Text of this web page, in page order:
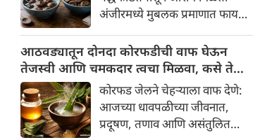
ग्रहस्थिती (संयोग) तयार होत आहे.
या दिवशी तयार होणारे शुभ योग,
ग्रहांची स्थिती आणि या गोचरमुळे
ज्यांचे नशीब उजळणार आहे अशा
भाग्यवान राशींबद्दल आपण जाणून
घेऊया!
अंजीरमध्ये मुबलक प्रमाणात फायबर
बद्धकोष्ठता, गॅस किंवा अपचनाचा
त्रास होत असेल, तर अंजीर
तुमच्यासाठी वरदान ठरू शकते. हे
आतड्यांची स्वच्छता ठेवण्यास मदत
करते. पचनसंस्था मजबूत करून पोट
साफ होण्यास मदत करते.
आठवड्यातून दोनदा कोरफडीची वाफ घेऊन
तेजस्वी आणि चमकदार त्वचा मिळवा, कसे ते
जाणून घ्या
कोरफड जेलने चेहऱ्याला वाफ देणे:
आजच्या धावपळीच्या जीवनात,
प्रदूषण, तणाव आणि असंतुलित